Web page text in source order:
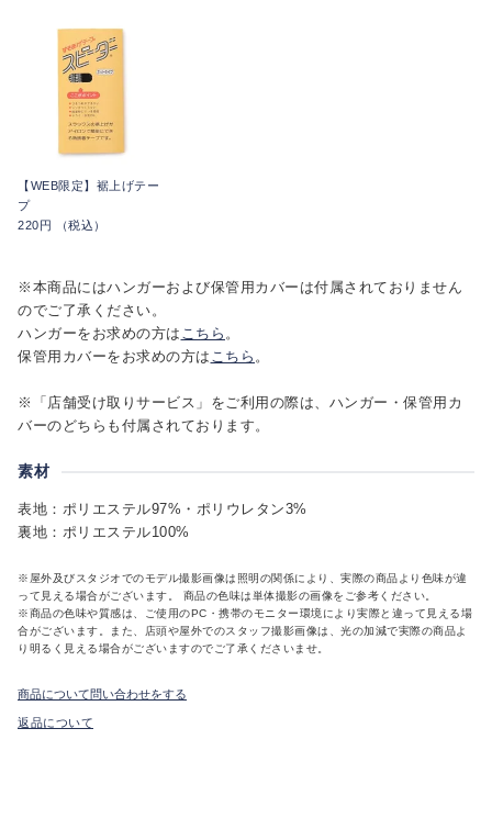
【WEB限定】裾上げテー
プ
220円 （税込）
※本商品にはハンガーおよび保管用カバーは付属されておりません
のでご了承ください。
ハンガーをお求めの方は こちら 。
保管用カバーをお求めの方は こちら 。
※「店舗受け取りサービス」をご利用の際は、ハンガー・保管用カ
バーのどちらも付属されております。
素材
表地：ポリエステル97%・ポリウレタン3%
裏地：ポリエステル100%
※屋外及びスタジオでのモデル撮影画像は照明の関係により、実際の商品より色味が違
って見える場合がございます。 商品の色味は単体撮影の画像をご参考ください。
※商品の色味や質感は、ご使用のPC・携帯のモニター環境により実際と違って見える場
合がございます。また、店頭や屋外でのスタッフ撮影画像は、光の加減で実際の商品よ
り明るく見える場合がございますのでご了承くださいませ。
商品について問い合わせをする
返品について